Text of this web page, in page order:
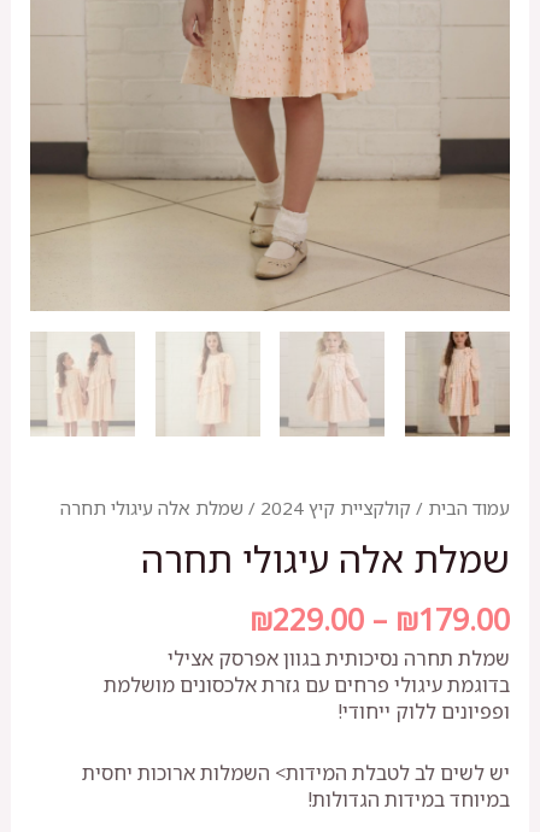
עמוד הבית /קולקציית קיץ 2024 / שמלת אלה עיגולי תחרה
שמלת אלה עיגולי תחרה
₪179.00
–
₪229.00
מחירים:
⁦₪179.00⁩
⁦₪229.00⁩
שמלת תחרה נסיכותית בגוון אפרסק אצילי
בדוגמת עיגולי פרחים עם גזרת אלכסונים מושלמת
ופפיונים ללוק ייחודי!
יש לשים לב לטבלת המידות> השמלות ארוכות יחסית
במיוחד במידות הגדולות!